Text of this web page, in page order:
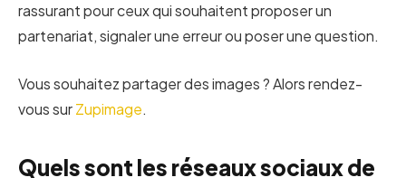
rassurant pour ceux qui souhaitent proposer un
partenariat, signaler une erreur ou poser une question.
Vous souhaitez partager des images ? Alors rendez-
vous surZupimage.
Quels sont les réseaux sociaux de